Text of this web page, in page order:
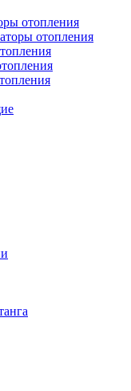
отопления
отопления